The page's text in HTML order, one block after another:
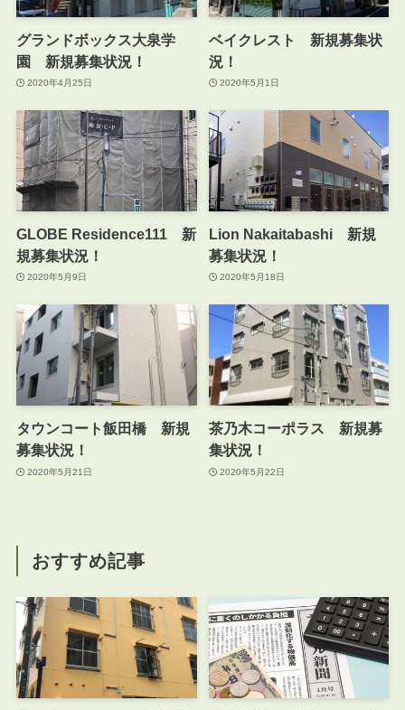
グランドボックス大泉学
園 新規募集状況！
2020年4月25日
ベイクレスト 新規募集状
況！
2020年5月1日
GLOBE Residence111 新
規募集状況！
2020年5月9日
Lion Nakaitabashi 新規
募集状況！
2020年5月18日
タウンコート飯田橋 新規
募集状況！
2020年5月21日
茶乃木コーポラス 新規募
集状況！
2020年5月22日
おすすめ記事